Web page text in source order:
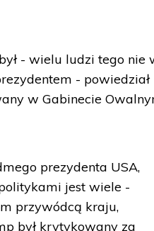
- wielu ludzi tego nie
- powiedział
w Gabinecie
prezydenta USA,
jest wiele -
przywódcą kraju,
był krytykowany za